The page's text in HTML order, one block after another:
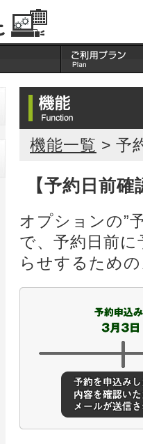
機能一覧 > 予
【予約日前
オプションの”
で、予約日前
らせするため